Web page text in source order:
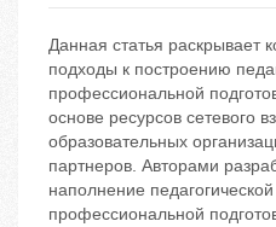
Данная статья раскрывает
подходы к построению
профессиональной
основе ресурсов сетевого
образовательных
партнеров. Авторами
наполнение
профессиональной